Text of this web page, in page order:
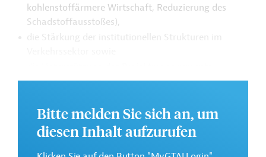
kohlenstoffärmere Wirtschaft, Reduzierung des
Schadstoffausstoßes),
die Stärkung der institutionellen Strukturen im
2028.
Weitere Informationen zu dem Entwicklungsprojekt
Bitte melden Sie sich an, um
diesen Inhalt aufzurufen